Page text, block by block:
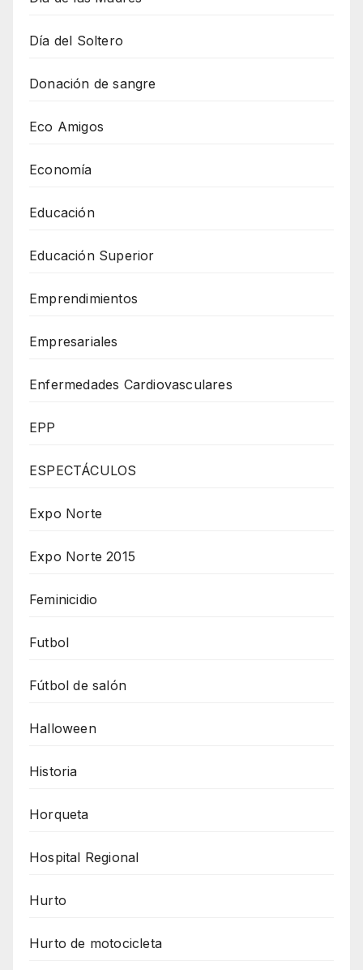
Día del Soltero
Donación de sangre
Eco Amigos
Economía
Educación
Educación Superior
Emprendimientos
Empresariales
Enfermedades Cardiovasculares
EPP
ESPECTÁCULOS
Expo Norte
Expo Norte 2015
Feminicidio
Futbol
Fútbol de salón
Halloween
Historia
Horqueta
Hospital Regional
Hurto
Hurto de motocicleta